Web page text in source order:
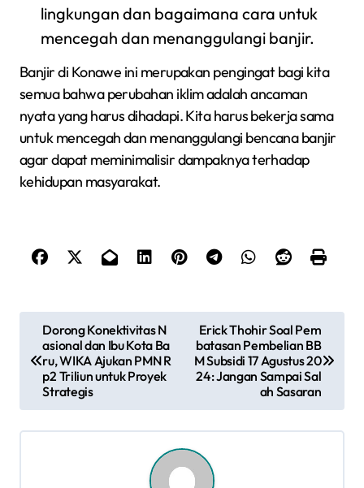
lingkungan dan bagaimana cara untuk
mencegah dan menanggulangi banjir.
Banjir di Konawe ini merupakan pengingat bagi kita
semua bahwa perubahan iklim adalah ancaman
nyata yang harus dihadapi. Kita harus bekerja sama
untuk mencegah dan menanggulangi bencana banjir
agar dapat meminimalisir dampaknya terhadap
kehidupan masyarakat.
a
i
Dorong Konektivitas N
asional dan Ibu Kota Ba
ru, WIKA Ajukan PMN R
p2 Triliun untuk Proyek
Strategis
Erick Thohir Soal Pem
batasan Pembelian BB
M Subsidi 17 Agustus 20
24: Jangan Sampai Sal
ah Sasaran